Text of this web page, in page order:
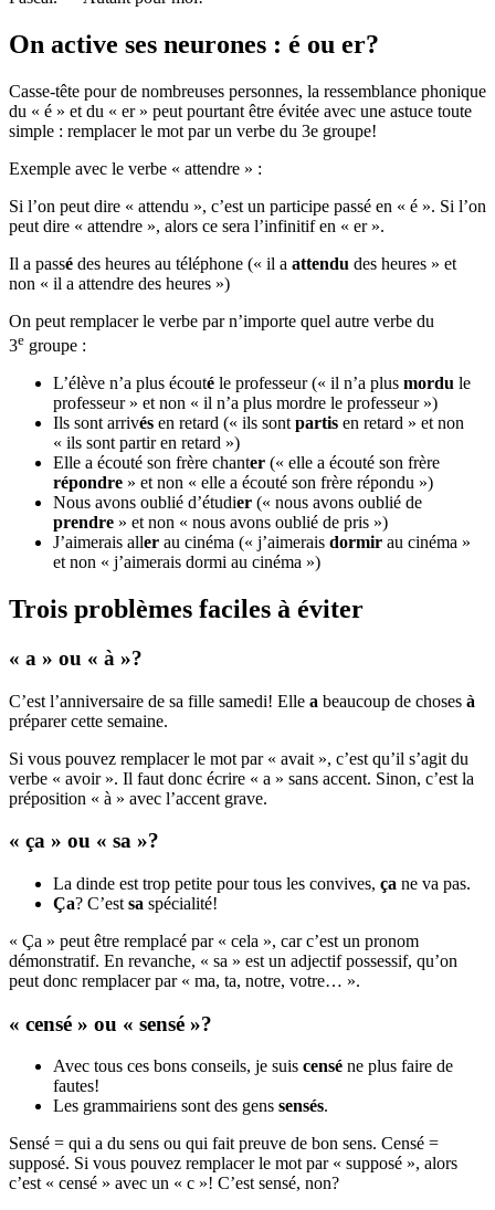
On active ses neurones : é ou er?
Casse-tête pour de nombreuses personnes, la ressemblance phonique
du « é » et du « er » peut pourtant être évitée avec une astuce toute
simple : remplacer le mot par un verbe du 3e groupe!
Exemple avec le verbe « attendre » :
Si l’on peut dire « attendu », c’est un participe passé en « é ». Si l’on
peut dire « attendre », alors ce sera l’infinitif en « er ».
Il a passé des heures au téléphone (« il a attendu des heures » et
non « il a attendre des heures »)
On peut remplacer le verbe par n’importe quel autre verbe du
3e groupe :
L’élève n’a plus écouté le professeur (« il n’a plus mordu le
professeur » et non « il n’a plus mordre le professeur »)
Ils sont arrivés en retard (« ils sont partis en retard » et non
« ils sont partir en retard »)
Elle a écouté son frère chanter (« elle a écouté son frère
répondre » et non « elle a écouté son frère répondu »)
Nous avons oublié d’étudier (« nous avons oublié de
prendre » et non « nous avons oublié de pris »)
J’aimerais aller au cinéma (« j’aimerais dormir au cinéma »
et non « j’aimerais dormi au cinéma »)
Trois problèmes faciles à éviter
« a » ou « à »?
C’est l’anniversaire de sa fille samedi! Elle a beaucoup de choses à
préparer cette semaine.
Si vous pouvez remplacer le mot par « avait », c’est qu’il s’agit du
verbe « avoir ». Il faut donc écrire « a » sans accent. Sinon, c’est la
préposition « à » avec l’accent grave.
« ça » ou « sa »?
La dinde est trop petite pour tous les convives, ça ne va pas.
Ça? C’est sa spécialité!
« Ça » peut être remplacé par « cela », car c’est un pronom
démonstratif. En revanche, « sa » est un adjectif possessif, qu’on
peut donc remplacer par « ma, ta, notre, votre… ».
« censé » ou « sensé »?
Avec tous ces bons conseils, je suis censé ne plus faire de
fautes!
Les grammairiens sont des gens sensés.
Sensé = qui a du sens ou qui fait preuve de bon sens. Censé =
supposé. Si vous pouvez remplacer le mot par « supposé », alors
c’est « censé » avec un « c »! C’est sensé, non?